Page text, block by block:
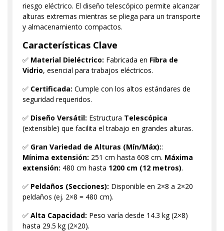
riesgo eléctrico. El diseño telescópico permite alcanzar
alturas extremas mientras se pliega para un transporte
y almacenamiento compactos.
Características Clave
✅ Material Dieléctrico: Fabricada en Fibra de
Vidrio, esencial para trabajos eléctricos.
✅ Certificada: Cumple con los altos estándares de
seguridad requeridos.
✅ Diseño Versátil: Estructura Telescópica
(extensible) que facilita el trabajo en grandes alturas.
✅ Gran Variedad de Alturas (Mín/Máx)::
Mínima extensión: 251 cm hasta 608 cm. Máxima
extensión: 480 cm hasta 1200 cm (12 metros).
✅ Peldaños (Secciones): Disponible en 2×8 a 2×20
peldaños (ej. 2×8 = 480 cm).
✅ Alta Capacidad: Peso varía desde 14.3 kg (2×8)
hasta 29.5 kg (2×20).